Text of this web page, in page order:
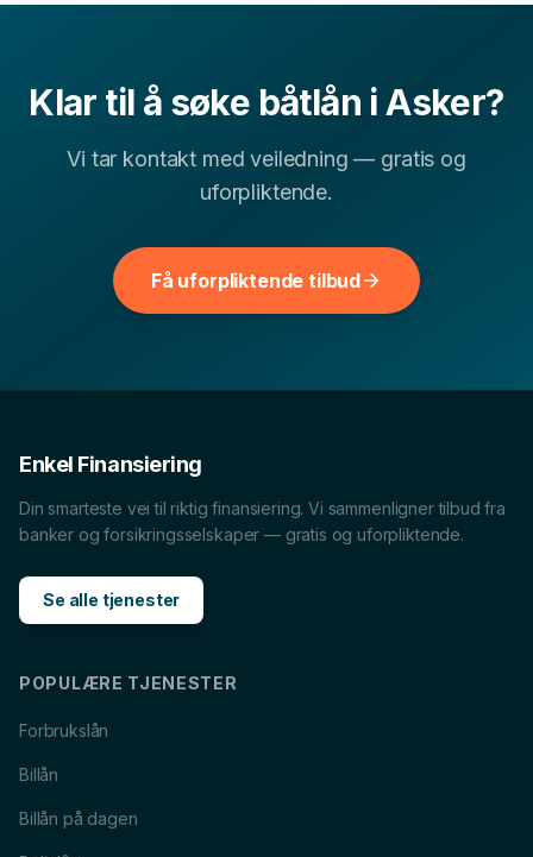
Hvor lang tid tar det å få svar på båtlån-søknad? ▾
Andre finansielle tjenester i Asker
båtlån
hjelper vi deg med å sammenligne flere
sammenligne vilkår, renter og hva som passer
BoliglåniAsker MC-låniAsker
CaravanlåniAsker
Lån til tannlegeiAsker
Klar til å søke båtlån iAsker?
Vi tar kontakt med veiledning — gratis og
uforpliktende.
Få uforpliktende tilbud
Enkel Finansiering
Din smarteste vei til riktig finansiering. Vi sammenligner tilbud fra
banker og forsikringsselskaper — gratis og uforpliktende.
Se alle tjenester
POPULÆRE TJENESTER
Forbrukslån
Billån
Billån på dagen